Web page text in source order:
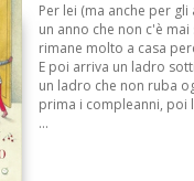
Per lei (ma anche per
un anno che non c'è
rimane molto a casa
E poi arriva un ladro
un ladro che non ruba
prima i compleanni, poi
...